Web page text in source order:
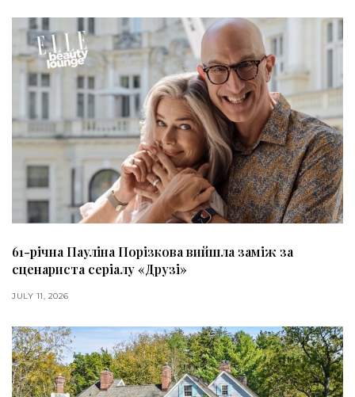
61-річна Пауліна Порізкова вийшла заміж за
сценариста серіалу «Друзі»
JULY 11, 2026